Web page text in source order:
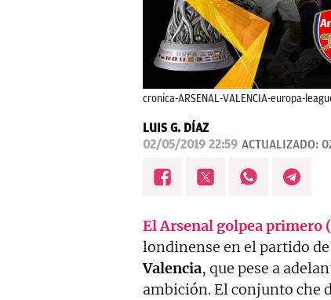
cronica-ARSENAL-VALENCIA-europa-
LUIS G. DÍAZ
02/05/2019 22:59 ACTUALIZADO:
El Arsenal golpea primero
londinense en el partido
Valencia, que pese a
ambición. El conjunto che